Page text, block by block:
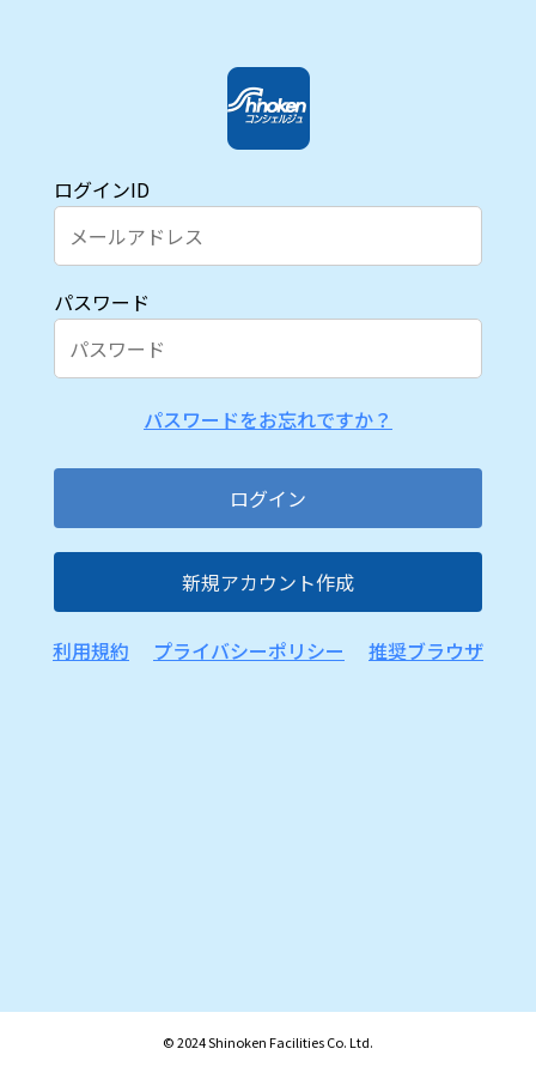
ログインID
パスワード
パスワードをお忘れですか？
プライバシーポリシー 推奨ブラウザ
© 2024 Shinoken Facilities Co. Ltd.